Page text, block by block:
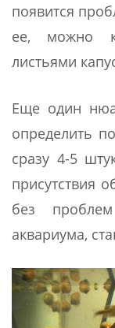
появится
ее, можно
листьями
Еще один
определить
сразу 4-5
присутствия
без
аквариума,